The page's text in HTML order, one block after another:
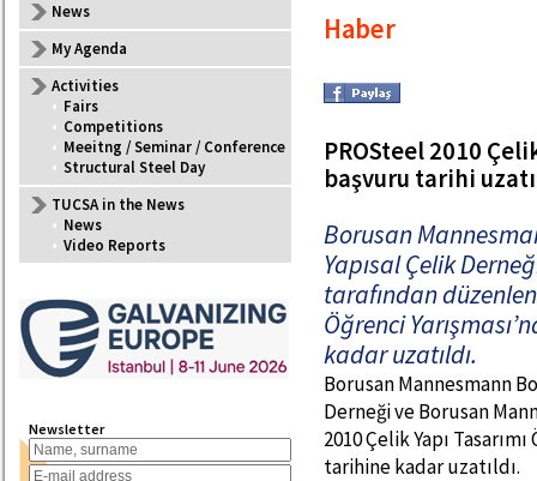
News
My Agenda
Activities
• Fairs
• Competitions
• Meeitng / Seminar / Conference
• Structural Steel Day
TUCSA in the News
• News
• Video Reports
Newsletter
Haber
PROSteel 2010
başvuru tarihi
Borusan
Yapısal Çelik
tarafından
Öğrenci
kadar uzatıldı.
Borusan Mannesmann
Derneği ve Borusan
2010 Çelik Yapı
tarihine kadar uzatıldı.